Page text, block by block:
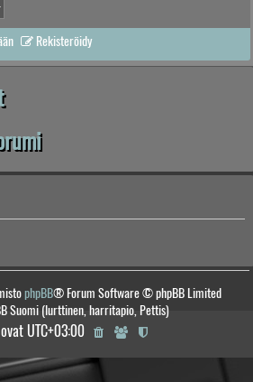
Rekisteröidy
phpBB® Forum Software © phpBB Limited
Suomi (lurttinen, harritapio, Pettis)
UTC+03:00